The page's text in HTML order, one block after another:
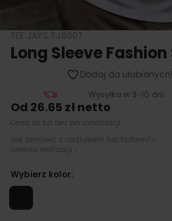
TEE JAYS TJ8007
Long Sleeve Fashion
Dodaj do ulubionych!
Wysyłka w 3-10 dni
Od 26.65 zł netto
Cena za szt bez personalizacji
Jak zamówić z nadrukiem lub haftem? ›
Galeria realizacji ›
Wybierz kolor: